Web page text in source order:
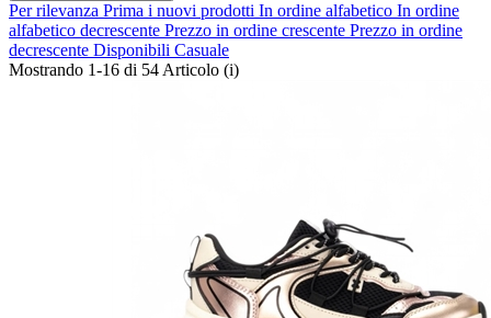
Per rilevanza Prima i nuovi prodotti In ordine alfabetico In ordine
alfabetico decrescente Prezzo in ordine crescente Prezzo in ordine
decrescente Disponibili Casuale
Mostrando 1-16 di 54 Articolo (i)